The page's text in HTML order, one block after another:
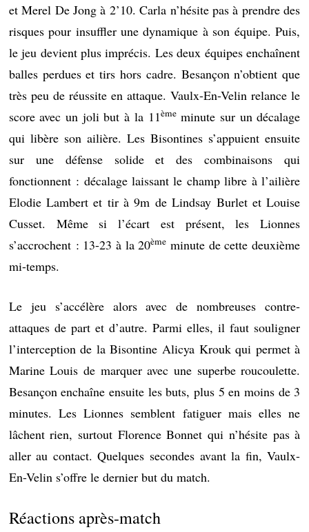
et Merel De Jong à 2’10. Carla n’hésite pas à prendre des
risques pour insuffler une dynamique à son équipe. Puis,
le jeu devient plus imprécis. Les deux équipes enchaînent
balles perdues et tirs hors cadre. Besançon n’obtient que
très peu de réussite en attaque. Vaulx-En-Velin relance le
score avec un joli but à la 11èmeminute sur un décalage
qui libère son ailière. Les Bisontines s’appuient ensuite
sur une défense solide et des combinaisons qui
fonctionnent : décalage laissant le champ libre à l’ailière
Elodie Lambert et tir à 9m de Lindsay Burlet et Louise
Cusset. Même si l’écart est présent, les Lionnes
s’accrochent : 13-23 à la 20ème minute de cette deuxième
mi-temps.
Le jeu s’accélère alors avec de nombreuses contre-
attaques de part et d’autre. Parmi elles, il faut souligner
l’interception de la Bisontine Alicya Krouk qui permet à
Marine Louis de marquer avec une superbe roucoulette.
Besançon enchaîne ensuite les buts, plus 5 en moins de 3
minutes. Les Lionnes semblent fatiguer mais elles ne
lâchent rien, surtout Florence Bonnet qui n’hésite pas à
aller au contact. Quelques secondes avant la fin, Vaulx-
En-Velin s’offre le dernier but du match.
Réactions après-match